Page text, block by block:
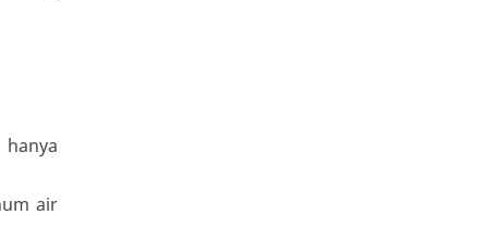
air